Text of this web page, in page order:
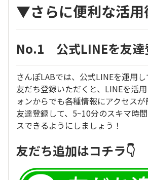
▼さらに便利な活
No.1 公式LINEを友達
さんぽLABでは、公式LINEを運用し
友だち登録いただくと、LINEを活
ォンからでも各種情報にアクセスが
友達登録して、5~10分のスキマ時
スできるようにしましょう！
友だち追加はコチラ👇